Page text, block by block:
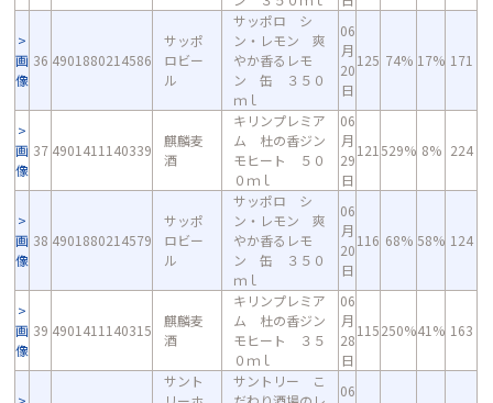
画
像
36 4901880214586
サッポ
ロビー
ル
サッポロ シ
ン・レモン 爽
やか香るレモ
ン 缶 ３５０
ｍｌ
06
月
20
日
125 74% 17% 171
画
像
37 4901411140339
麒麟麦
酒
キリンプレミア
ム 杜の香ジン
モヒート ５０
０ｍｌ
06
月
29
日
121 529% 8% 224
画
像
38 4901880214579
サッポ
ロビー
ル
サッポロ シ
ン・レモン 爽
やか香るレモ
ン 缶 ３５０
ｍｌ
06
月
20
日
116 68% 58% 124
画
像
39 4901411140315
麒麟麦
酒
キリンプレミア
ム 杜の香ジン
モヒート ３５
０ｍｌ
06
月
28
日
115250%41% 163
サント
サントリー こ
06